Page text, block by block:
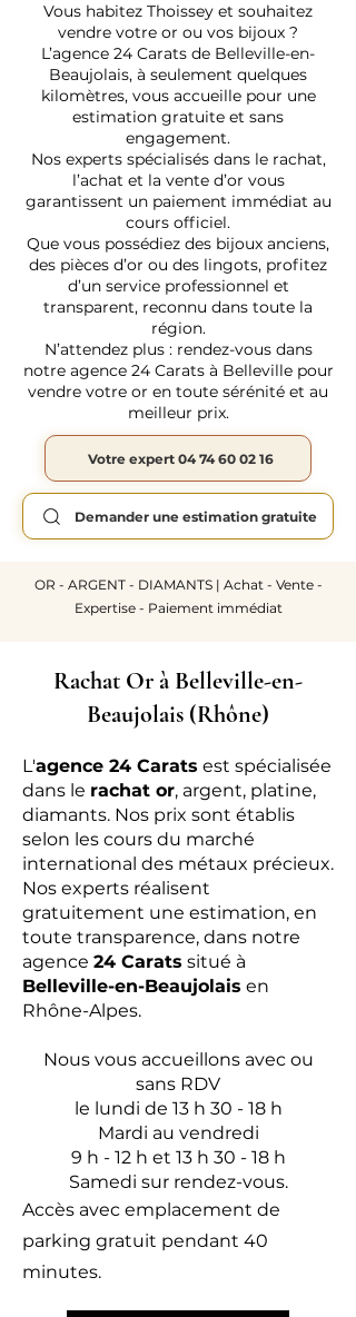
Vous habitez Thoissey et souhaitez
vendre votre or ou vos bijoux ?
L’agence 24 Carats de Belleville-en-
Beaujolais, à seulement quelques
kilomètres, vous accueille pour une
estimation gratuite et sans
engagement.
Nos experts spécialisés dans le rachat,
l’achat et la vente d’or vous
garantissent un paiement immédiat au
cours officiel.
Que vous possédiez des bijoux anciens,
des pièces d’or ou des lingots, profitez
d’un service professionnel et
transparent, reconnu dans toute la
région.
N’attendez plus : rendez-vous dans
notre agence 24 Carats à Belleville pour
vendre votre or en toute sérénité et au
meilleur prix.
Votre expert 04 74 60 02 16
Demander une estimation gratuite
OR - ARGENT - DIAMANTS | Achat - Vente -
Expertise - Paiement immédiat
Rachat Or à Belleville-en-
Beaujolais (Rhône)
L'agence 24 Carats est spécialisée
dans le rachat or, argent, platine,
diamants. Nos prix sont établis
selon les cours du marché
international des métaux précieux.
Nos experts réalisent
gratuitement une estimation, en
toute transparence, dans notre
agence 24 Carats situé à
Belleville-en-Beaujolais en
Rhône-Alpes.​
Nous vous accueillons avec ou
sans RDV
le lundi de 13 h 30 - 18 h
Mardi au vendredi
9 h - 12 h et 13 h 30 - 18 h
Samedi sur rendez-vous.
Accès avec emplacement de
parking gratuit pendant 40
minutes.